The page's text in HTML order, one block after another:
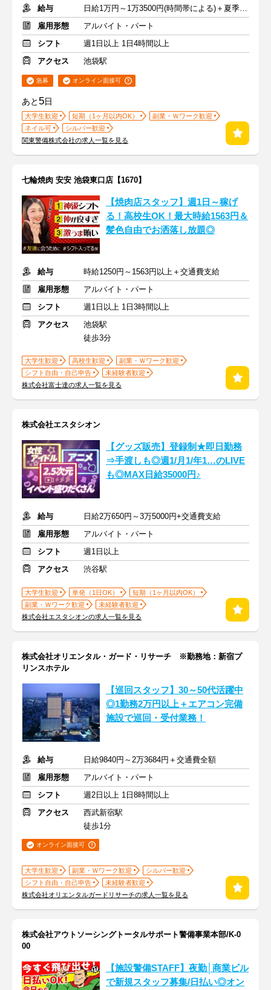
給与
雇用形態
アルバイト・パート
シフト
週1日以上 1日4時間以上
アクセス
池袋駅
急募 オンライン面接可
あと 5日
大学生歓迎 短期（1ヶ月以内OK）
副業・Ｗワーク歓迎
ネイル可
シルバー歓迎
関東警備株式会社の求人一覧を見る
七輪焼肉 安安 池袋東口店【1670】
【焼肉店スタッフ】週1日～稼げ
る！高校生OK！最大時給1563円＆
髪色自由でお洒落し放題◎
給与
時給1250円～1563円以上＋交通費支給
雇用形態
アルバイト・パート
シフト
週1日以上 1日3時間以上
アクセス
池袋駅
徒歩3分
大学生歓迎 高校生歓迎
副業・Ｗワーク歓迎
シフト自由・自己申告
未経験者歓迎
株式会社富士達の求人一覧を見る
株式会社エスタシオン
【グッズ販売】登録制★即日勤務
⇒手渡しも◎週1/月1/年1…のLIVE
も◎MAX日給35000円♪
給与
日給2万650円～3万5000円+交通費支給
雇用形態
アルバイト・パート
シフト
週1日以上
アクセス
渋谷駅
大学生歓迎 単発（1日OK）
短期（1ヶ月以内OK）
副業・Ｗワーク歓迎
未経験者歓迎
株式会社エスタシオンの求人一覧を見る
株式会社オリエンタル・ガード・リサーチ ※勤務地：新宿プ
リンスホテル
【巡回スタッフ】30～50代活躍中
◎1勤務2万円以上＋エアコン完備
施設で巡回・受付業務！
給与
日給9840円～2万3684円＋交通費全額
雇用形態
アルバイト・パート
シフト
週2日以上 1日8時間以上
アクセス
西武新宿駅
徒歩1分
オンライン面接可
大学生歓迎 副業・Ｗワーク歓迎
シルバー歓迎
シフト自由・自己申告
未経験者歓迎
株式会社オリエンタルガードリサーチの求人一覧を見る
株式会社アウトソーシングトータルサポート警備事業本部/K-0
00
【施設警備STAFF】夜勤│商業ビル
で新規スタッフ募集/日払い◎オン